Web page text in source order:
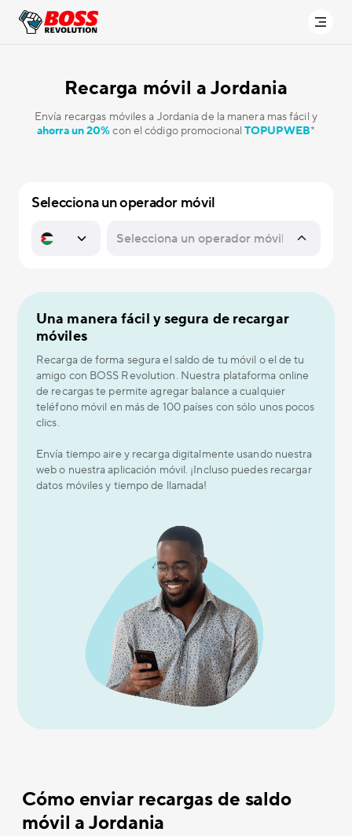
Recarga móvil aJordania
Envía recargas móviles a Jordania de la manera mas fácil y
ahorra un 20%con el código promocionalTOPUPWEB*
Selecciona un operador móvil
Una manera fácil y segura de recargar
móviles
Recarga de forma segura el saldo de tu móvil o el de tu
amigo con BOSS Revolution. Nuestra plataforma online
de recargas te permite agregar balance a cualquier
teléfono móvil en más de 100 países con sólo unos pocos
clics.
Envía tiempo aire y recarga digitalmente usando nuestra
web o nuestra aplicación móvil. ¡Incluso puedes recargar
datos móviles y tiempo de llamada!
Cómo enviar recargas de saldo
móvil a Jordania